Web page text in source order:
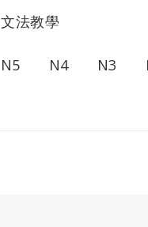
文法教學
N5 N4 N3